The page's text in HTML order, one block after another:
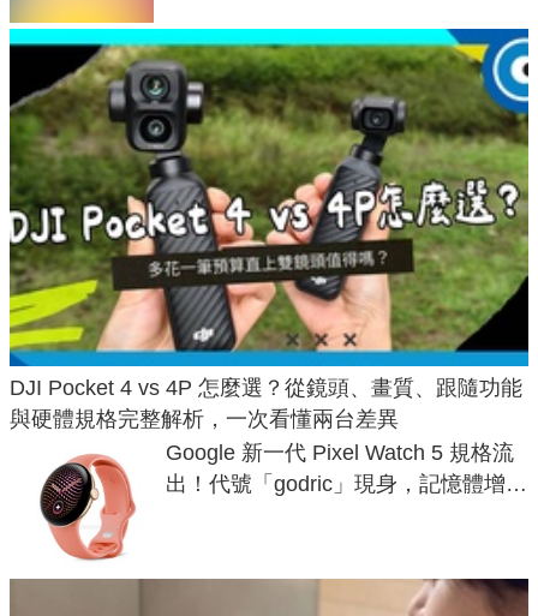
DJI Pocket 4 vs 4P 怎麼選？從鏡頭、畫質、跟隨功能
與硬體規格完整解析，一次看懂兩台差異
Google 新一代 Pixel Watch 5 規格流
出！代號「godric」現身，記憶體增強